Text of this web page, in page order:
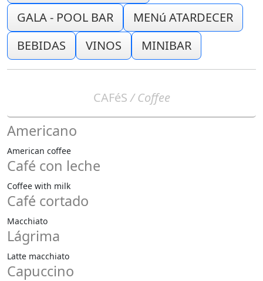
GALA - POOL BAR
MENú ATARDECER
BEBIDAS
VINOS MINIBAR
CAFéS/ Coffee
Americano
American coffee
Café con leche
Coffee with milk
Café cortado
Macchiato
Lágrima
Latte macchiato
Capuccino